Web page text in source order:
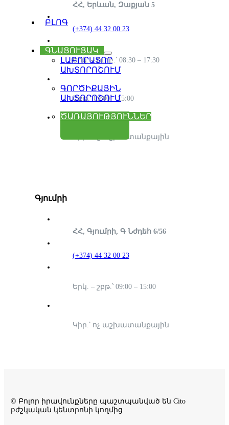
ԲԼՈԳ
ԳՆԱՑՈՒՑԱԿ
ԼԱԲՈՐԱՏՈՐ
ԱԽՏՈՐՈՇՈՒՄ
ԳՈՐԾԻՔԱՅԻՆ
ԱԽՏՈՐՈՇՈՒՄ
ԾԱՌԱՅՈՒԹՅՈՒՆՆԵՐ
ՀՀ, Երևան, Զաքյան 5
(+374) 44 32 00 23
Երկ. – ուրբ.՝ 08:30 – 17:30
Շբթ.՝ 09:00 – 15:00
Կիր.՝ ոչ աշխատանքային
Գյումրի
ՀՀ, Գյումրի, Գ Նժդեհ 6/56
(+374) 44 32 00 23
Երկ. – շբթ.՝ 09:00 – 15:00
Կիր.՝ ոչ աշխատանքային
© Բոլոր իրավունքները պաշտպանված են Cito
բժշկական կենտրոնի կողմից